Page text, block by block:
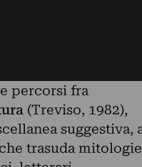
percorsi fra
(Treviso, 1982),
suggestiva,
trasuda mitologie